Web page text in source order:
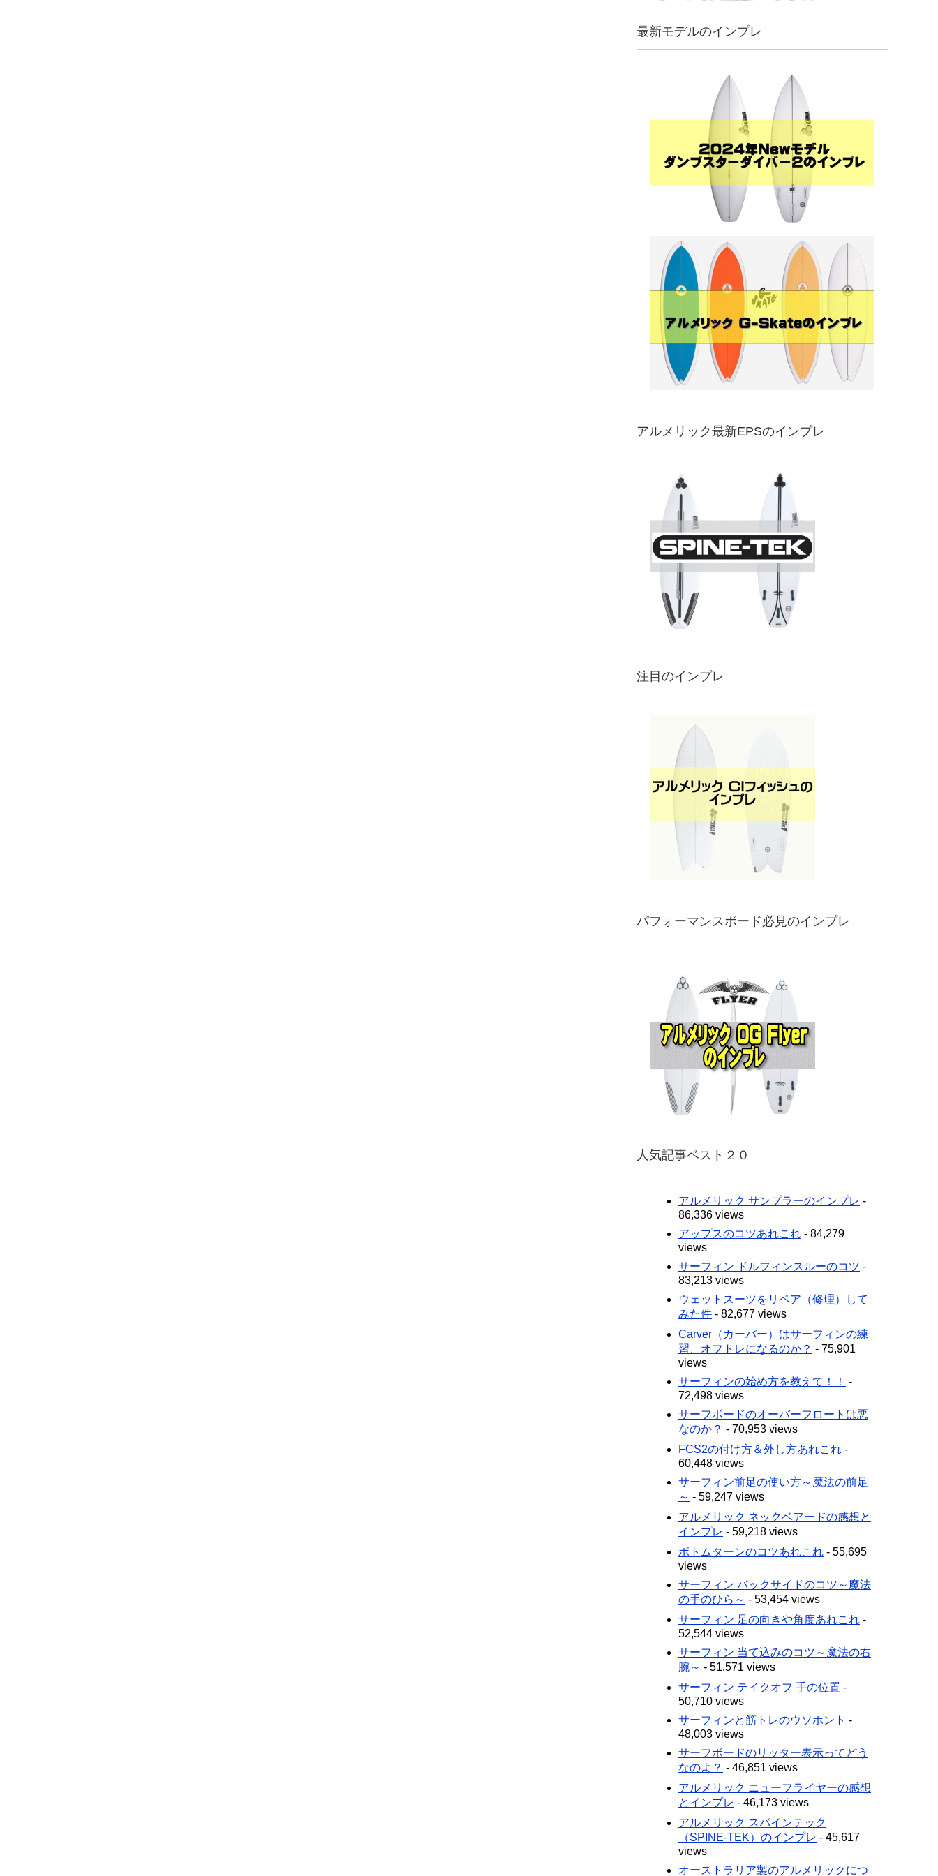
最新モデルのインプレ
アルメリック最新EPSのインプレ
注目のインプレ
パフォーマンスボード必見のインプレ
人気記事ベスト２０
アルメリック サンプラーのインプレ -
86,336 views
アップスのコツあれこれ - 84,279
views
サーフィン ドルフィンスルーのコツ -
83,213 views
ウェットスーツをリペア（修理）して
みた件 - 82,677 views
Carver（カーバー）はサーフィンの練
習、オフトレになるのか？ - 75,901
views
サーフィンの始め方を教えて！！
-
72,498 views
サーフボードのオーバーフロートは悪
なのか？ - 70,953 views
FCS2の付け方＆外し方あれこれ -
60,448 views
サーフィン前足の使い方～魔法の前足
～ - 59,247 views
アルメリック ネックベアードの感想と
インプレ - 59,218 views
ボトムターンのコツあれこれ - 55,695
views
サーフィン バックサイドのコツ～魔法
の手のひら～ - 53,454 views
サーフィン 足の向きや角度あれこれ -
52,544 views
サーフィン 当て込みのコツ～魔法の右
腕～ - 51,571 views
サーフィン テイクオフ 手の位置 -
50,710 views
サーフィンと筋トレのウソホント -
48,003 views
サーフボードのリッター表示ってどう
なのよ？ - 46,851 views
アルメリック ニューフライヤーの感想
とインプレ - 46,173 views
アルメリック スパインテック
（SPINE-TEK）のインプレ - 45,617
views
オーストラリア製のアルメリックにつ